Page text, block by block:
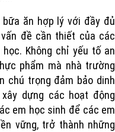
ăn hợp lý với đầy đủ
đề cần thiết của các
Không chỉ yếu tố an
phẩm mà nhà trường
chú trọng đảm bảo dinh
dựng các hoạt động
em học sinh để các em
vững, trở thành những